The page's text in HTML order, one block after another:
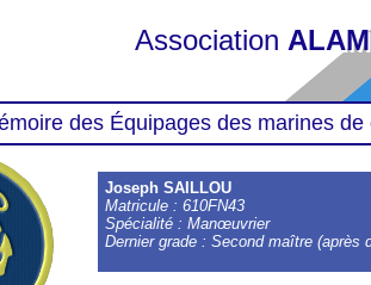
Association
des Équipages des marines
Joseph SAILLOU
Matricule : 610FN43
Spécialité : Manœuvrier
Dernier grade : Second maître (après